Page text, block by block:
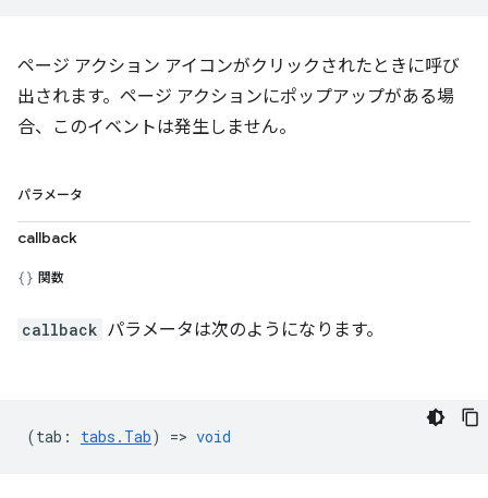
ページ アクション アイコンがクリックされたときに呼び
出されます。ページ アクションにポップアップがある場
合、このイベントは発生しません。
パラメータ
callback
関数
callback パラメータは次のようになります。
(tab : tabs.Tab) => void